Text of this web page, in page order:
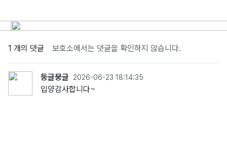
1 개의 댓글 보호소에서는 댓글을 확인하지 않습니다.
둥글뭉글 2026-06-23 18:14:35
입양감사합니다~